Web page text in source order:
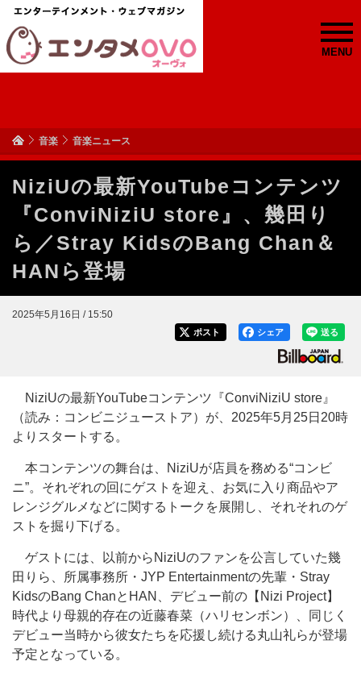
MENU
音楽 音楽ニュース
NiziUの最新YouTubeコンテンツ
『ConviNiziU store』、幾田り
ら／Stray KidsのBang Chan＆
HANら登場
2025年5月16日 / 15:50
送る
シェア
ポスト
NiziUの最新YouTubeコンテンツ『ConviNiziU store』
（読み：コンビニジューストア）が、2025年5月25日20時
よりスタートする。
本コンテンツの舞台は、NiziUが店員を務める“コンビ
ニ”。それぞれの回にゲストを迎え、お気に入り商品やア
レンジグルメなどに関するトークを展開し、それそれのゲ
ストを掘り下げる。
ゲストには、以前からNiziUのファンを公言していた幾
田りら、所属事務所・JYP Entertainmentの先輩・Stray
KidsのBang ChanとHAN、デビュー前の【Nizi Project】
時代より母親的存在の近藤春菜（ハリセンボン）、同じく
デビュー当時から彼女たちを応援し続ける丸山礼らが登場
予定となっている。